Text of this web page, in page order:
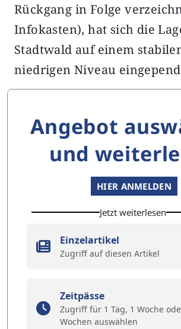
Rückgang in Folge
Infokasten), hat sich die
Stadtwald auf einem
niedrigen Niveau
Angebot
und
HIER ANMELDEN
Jetzt weiterlesen
Einzelartikel
Zugriff auf diesen Artikel
Zeitpässe
Zugriff für 1 Tag, 1 Woche
Wochen auswählen